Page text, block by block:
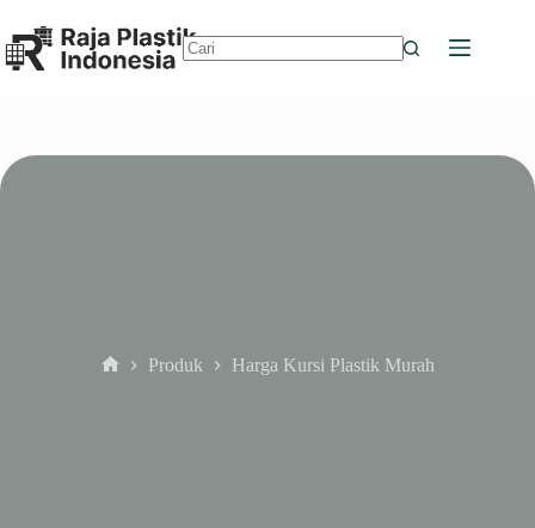
to
content
Produk Harga Kursi Plastik Murah